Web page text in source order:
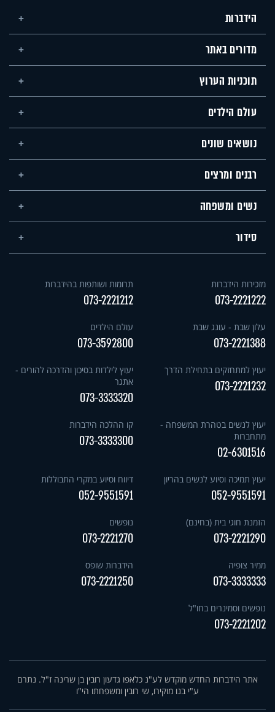
הידברות
מדורים באתר
תוכניות הערוץ
עולם הילדים
נושאים שונים
רבנים ומרצים
נשים ומשפחה
סידור
מזכירות הידברות
073-2221222
תרומות ושותפות בהידברות
073-2221212
עלון שבת - עונג שבת
073-2221388
עולם הילדים
073-3592800
יעוץ למתחזקים בתחילת הדרך
073-2221232
יעוץ לילדות בסיכון והדרכה להורים -
אתגר
073-3333320
יעוץ לנשים בטהרת המשפחה -
מתחברות
02-6301516
קו ההלכה הידברות
073-3333300
יעוץ תמיכה וסיוע לנשים בהריון
052-9551591
דיווח וסיוע במקרי התבוללות
052-9551591
הזמנת חוגי בית (בחינם)
073-2221290
נופשים
073-2221270
ממיר צופיה
073-3333333
הידברות שופס
073-2221250
נופשים וסמינרים בחו"ל
073-2221202
אתר הידברות החדש מוקדש לע"נ כלאפו גדעון רובין בן שרינה ז"ל. נתרם
ע"י בנו מוקירו, שי רובין ומשפחתו הי"ו